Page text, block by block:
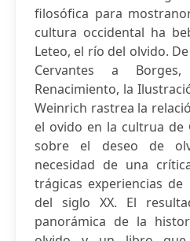
filosófica para
cultura occidental ha
Leteo, el río del olvido.
Cervantes a
Renacimiento, la
Weinrich rastrea la
el ovido en la cultrua de
sobre el deseo de
necesidad de una
trágicas experiencias
del siglo XX. El
panorámica de la